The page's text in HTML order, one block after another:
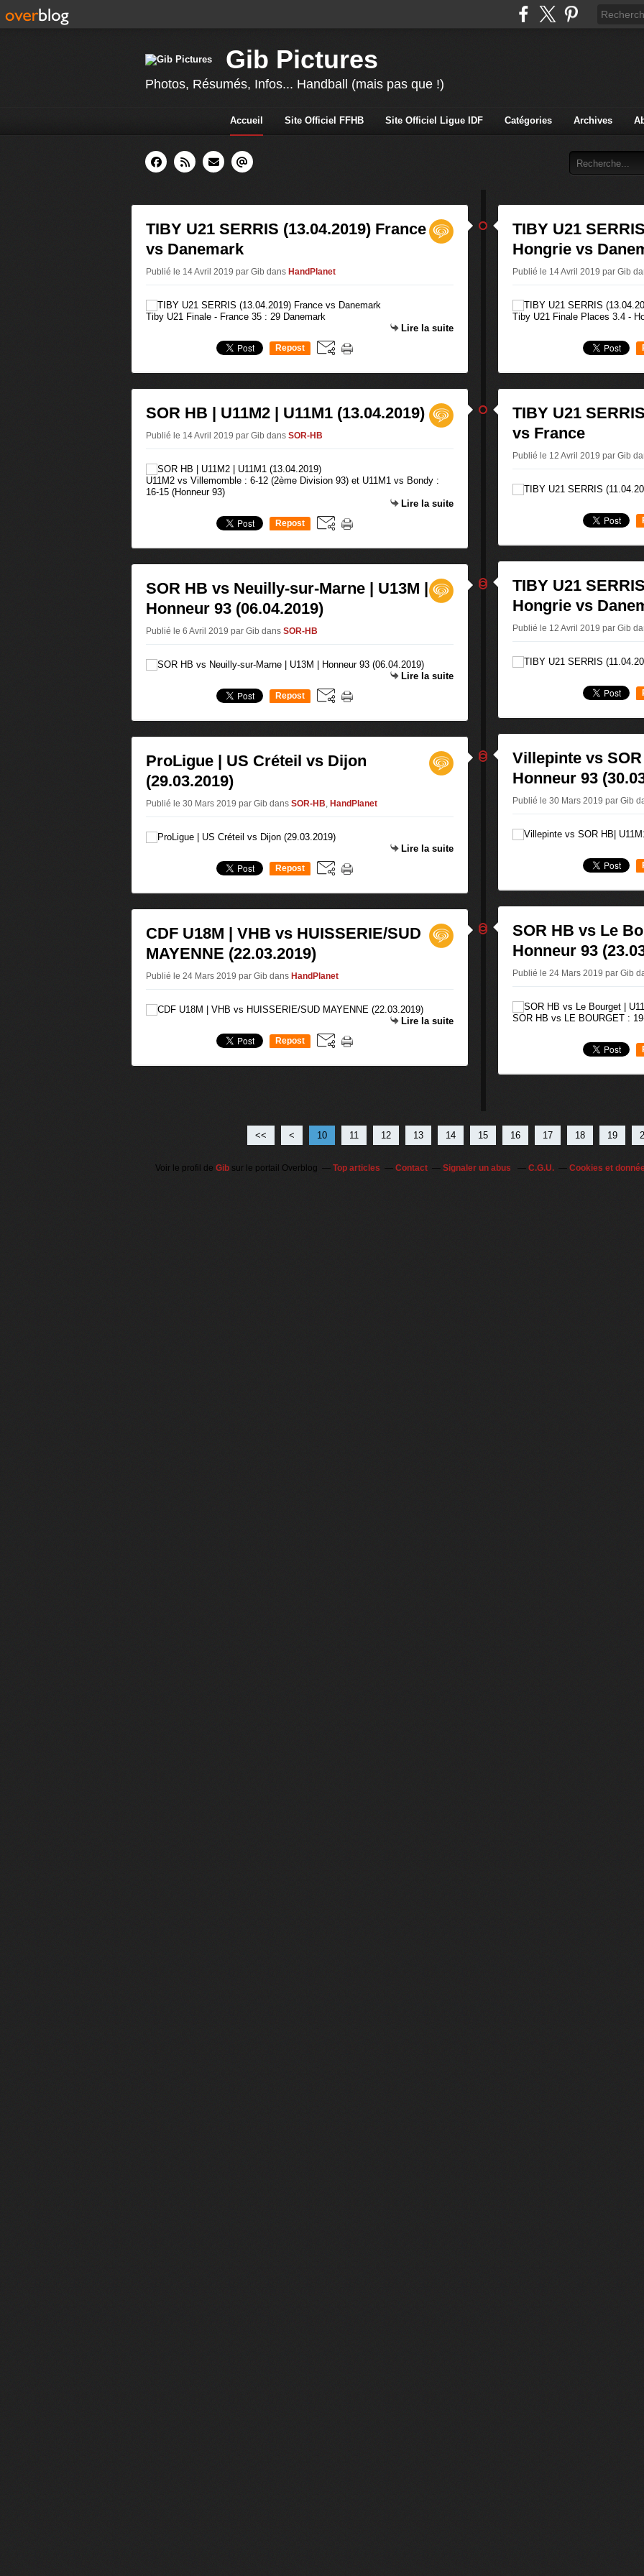
Gib Pictures
Photos, Résumés, Infos... Handball (mais pas que !)
Accueil Site Officiel FFHB Site Officiel Ligue IDF Catégories Archives
TIBY U21 SERRIS (13.04.2019) France
vs Danemark
Publié le 14 Avril 2019 par Gib dans HandPlanet
Tiby U21 Finale - France 35 : 29 Danemark
Lire la suite
Repost
SOR HB | U11M2 | U11M1 (13.04.2019)
Publié le 14 Avril 2019 par Gib dans SOR-HB
U11M2 vs Villemomble : 6-12 (2ème Division 93) et U11M1 vs Bondy :
16-15 (Honneur 93)
Lire la suite
Repost
SOR HB vs Neuilly-sur-Marne | U13M |
Honneur 93 (06.04.2019)
Publié le 6 Avril 2019 par Gib dans SOR-HB
Lire la suite
Repost
ProLigue | US Créteil vs Dijon
(29.03.2019)
Publié le 30 Mars 2019 par Gib dans SOR-HB, HandPlanet
Lire la suite
Repost
CDF U18M | VHB vs HUISSERIE/SUD
MAYENNE (22.03.2019)
Publié le 24 Mars 2019 par Gib dans HandPlanet
Lire la suite
Repost
TIBY U21
Hongrie vs
Publié le 14 Avril 2019 par Gib
Tiby U21 Finale Places 3.4 -
TIBY U21
vs France
Publié le 12 Avril 2019 par Gib
TIBY U21
Hongrie vs
Publié le 12 Avril 2019 par Gib
Villepinte vs SOR
Honneur 93
Publié le 30 Mars 2019 par Gib
SOR HB vs Le
Honneur 93
Publié le 24 Mars 2019 par Gib
SOR HB vs LE BOURGET :
<< < 10 11 12 13 14 15 16 17 18 19
Voir le profil de Gib sur le portail Overblog Top articles Contact Signaler un abus C.G.U. Cookies et